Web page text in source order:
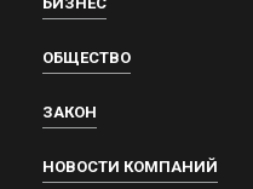
ОБЩЕСТВО
ЗАКОН
НОВОСТИ КОМПАНИЙ